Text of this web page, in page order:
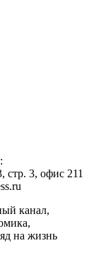
стр. 3, офис 211
канал,
на жизнь